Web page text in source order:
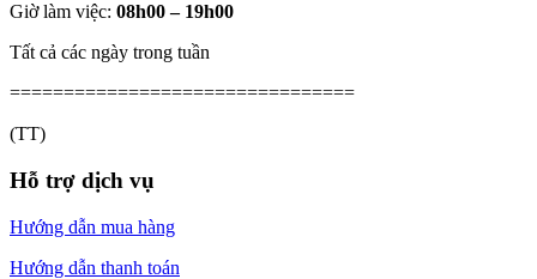
Giờ làm việc: 08h00 – 19h00
Tất cả các ngày trong tuần
================================
(TT)
Hỗ trợ dịch vụ
Hướng dẫn mua hàng
Hướng dẫn thanh toán